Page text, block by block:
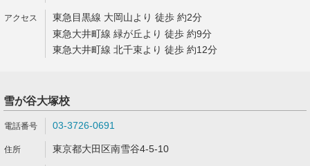
東急目黒線 大岡山より 徒歩 約2分
東急大井町線 緑が丘より 徒歩 約9分
東急大井町線 北千束より 徒歩 約12分
雪が谷大塚校
03-3726-0691
東京都大田区南雪谷4-5-10